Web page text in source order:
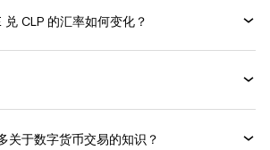
CLP 的汇率如何变化？
关于数字货币交易的知识？